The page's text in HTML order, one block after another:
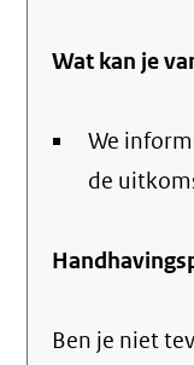
Wat kan je
We
de
Ben je niet